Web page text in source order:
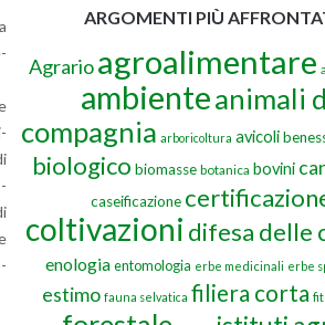
ARGOMENTI PIÙ
Agrario agroalimentare
ambienteanimali
compagnia arboricoltura avicoli
biologico biomasse botanica bovini
caseificazione
coltivazioni difesa delle
enologiaentomologia erbe medicinali erbe
estimo fauna selvatica filiera corta